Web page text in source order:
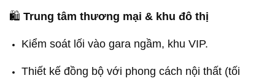
🛍 Trung tâm thương mại & khu đô thị
Kiểm soát lối vào gara ngầm, khu VIP.
Thiết kế đồng bộ với phong cách nội thất (tối